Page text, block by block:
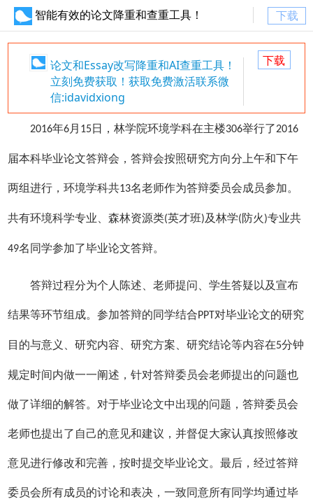
智能有效的论文降重和查重工具！ 下载
论文和Essay改写降重和AI查重工具！
立刻免费获取！获取免费激活联系微
信:idavidxiong
下载
2016年6月 15日，林学院环境学科在主楼306举行了2016
届本科毕业论文答辩会，答辩会按照研究方向分上午和下午
两组进行，环境学科共13名老师作为答辩委员会成员参加。
共有环境科学专业、森林资源类(英才班)及林学(防火)专业共
49名同学参加了毕业论文答辩。
答辩过程分为个人陈述、老师提问、学生答疑以及宣布
结果等环节组成。参加答辩的同学结合PPT 对毕业论文的研究
目的与意义、研究内容、研究方案、研究结论等内容在5分钟
规定时间内做一一阐述，针对答辩委员会老师提出的问题也
做了详细的解答。对于毕业论文中出现的问题，答辩委员会
老师也提出了自己的意见和建议，并督促大家认真按照修改
意见进行修改和完善，按时提交毕业论文。最后，经过答辩
委员会所有成员的讨论和表决，一致同意所有同学均通过毕